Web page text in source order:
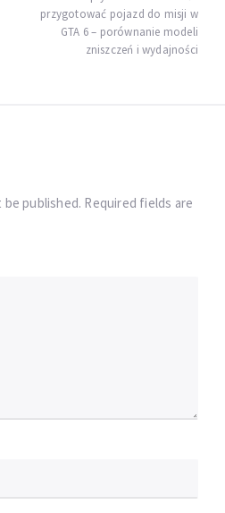
przygotować pojazd do misji w
GTA 6 – porównanie modeli
zniszczeń i wydajności
be published. Required fields are